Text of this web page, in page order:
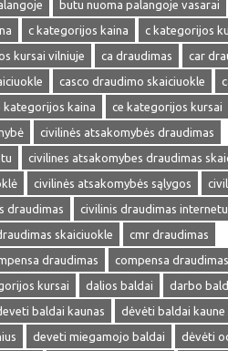
butu nuoma palangoje vasarai
c kategorijos kaina
c kategorijos
kursai vilniuje ca draudimas
car
casco draudimo skaiciuokle
kategorijos kaina ce kategorijos kursai
civilinės atsakomybės draudimas
civilines atsakomybes draudimas
civilinės atsakomybės sąlygos
draudimas
civilinis draudimas internetu
skaiciuokle
cmr draudimas
draudimas
compensa
kursai dalios baldai darbo
baldai kaunas dėvėti baldai kaune
deveti miegamojo baldai dėvėti